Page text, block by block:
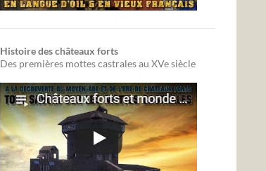
Histoire des châteaux forts
Des premières mottes castrales au XVe siècle